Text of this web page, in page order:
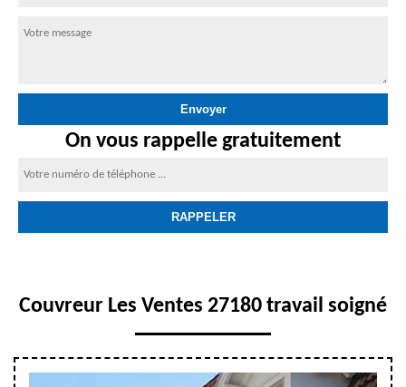
On vous rappelle gratuitement
Couvreur Les Ventes 27180 travail soigné